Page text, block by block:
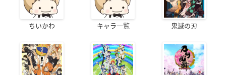
ちいかわ キャラ一覧 鬼滅の刃